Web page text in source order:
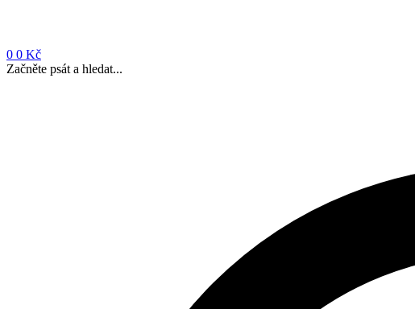
0 0 Kč
Začněte psát a hledat...